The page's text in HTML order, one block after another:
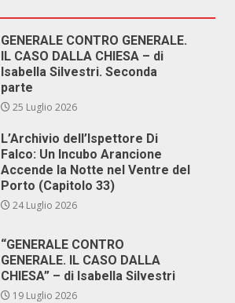
GENERALE CONTRO GENERALE.
IL CASO DALLA CHIESA – di
Isabella Silvestri. Seconda
parte
25 Luglio 2026
L’Archivio dell’Ispettore Di
Falco: Un Incubo Arancione
Accende la Notte nel Ventre del
Porto (Capitolo 33)
24 Luglio 2026
“GENERALE CONTRO
GENERALE. IL CASO DALLA
CHIESA” – di Isabella Silvestri
19 Luglio 2026